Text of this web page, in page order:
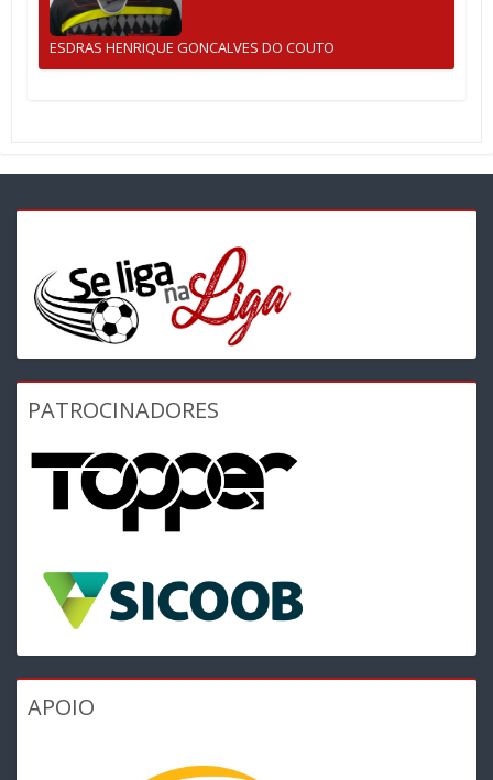
ESDRAS HENRIQUE GONCALVES DO COUTO
PATROCINADORES
APOIO